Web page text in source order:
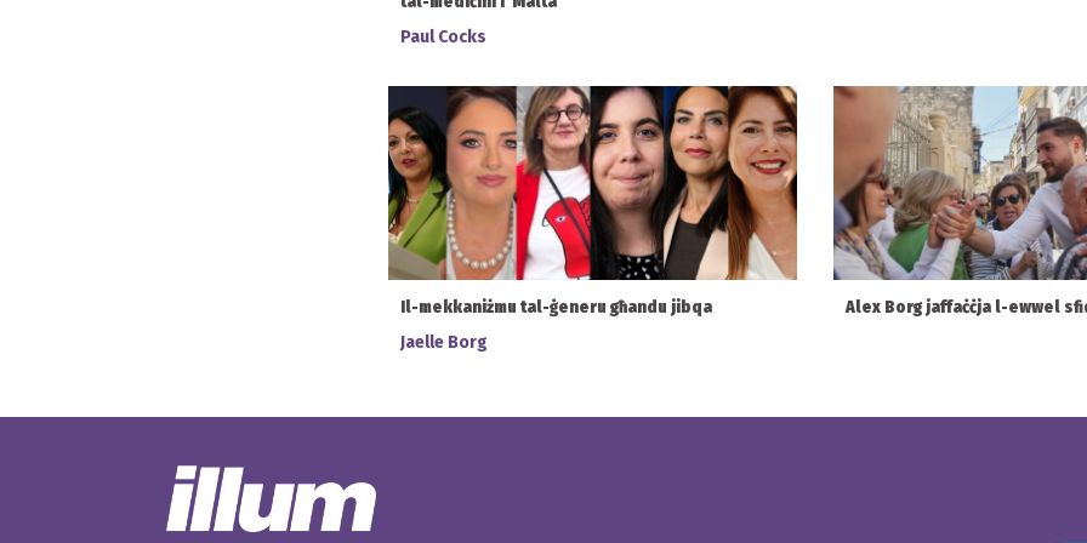
Paul Cocks
Il-mekkaniżmu tal-ġeneru għandu jibqa
Jaelle Borg
Alex Borg jaffaċċja l-ewwel